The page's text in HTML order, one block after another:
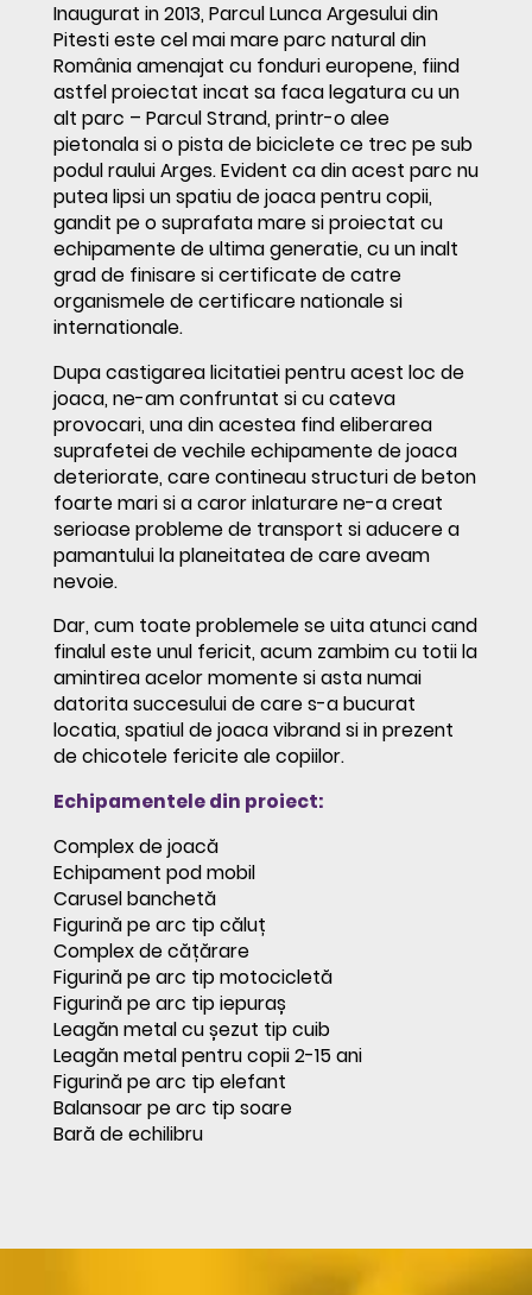
Inaugurat in 2013, Parcul Lunca Argesului din
Pitesti este cel mai mare parc natural din
România amenajat cu fonduri europene, fiind
astfel proiectat incat sa faca legatura cu un
alt parc – Parcul Strand, printr-o alee
pietonala si o pista de biciclete ce trec pe sub
podul raului Arges. Evident ca din acest parc nu
putea lipsi un spatiu de joaca pentru copii,
gandit pe o suprafata mare si proiectat cu
echipamente de ultima generatie, cu un inalt
grad de finisare si certificate de catre
organismele de certificare nationale si
internationale.
Dupa castigarea licitatiei pentru acest loc de
joaca, ne-am confruntat si cu cateva
provocari, una din acestea find eliberarea
suprafetei de vechile echipamente de joaca
deteriorate, care contineau structuri de beton
foarte mari si a caror inlaturare ne-a creat
serioase probleme de transport si aducere a
pamantului la planeitatea de care aveam
nevoie.
Dar, cum toate problemele se uita atunci cand
finalul este unul fericit, acum zambim cu totii la
amintirea acelor momente si asta numai
datorita succesului de care s-a bucurat
locatia, spatiul de joaca vibrand si in prezent
de chicotele fericite ale copiilor.
Echipamentele din proiect:
Complex de joacă
Echipament pod mobil
Carusel banchetă
Figurină pe arc tip căluț
Complex de cățărare
Figurină pe arc tip motocicletă
Figurină pe arc tip iepuraș
Leagăn metal cu șezut tip cuib
Leagăn metal pentru copii 2-15 ani
Figurină pe arc tip elefant
Balansoar pe arc tip soare
Bară de echilibru